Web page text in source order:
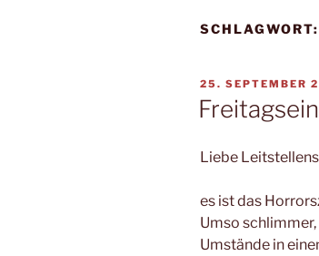
SCHLAGWORT:
VERÖFFENTLICHT
AM
25. SEPTEMBER
Liebe
es ist das
Umso
Umstände in